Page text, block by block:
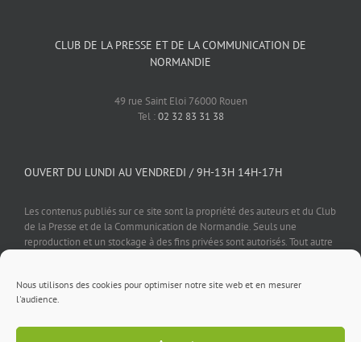
Nous utilisons des cookies pour optimiser notre site web et en mesurer
l'audience.
CLUB DE LA PRESSE ET DE LA COMMUNICATION DE
NORMANDIE
49 rue Saint Eloi 76000 Rouen
Tel :02 32 83 31 38
OUVERT DU LUNDI AU VENDREDI / 9H-13H 14H-17H
Les contenus publiés sur ce site sont la propriété des auteurs et du Club
de la Presse et de la Communication de Normandie. Seuls une
reproduction et un stockage à des fins privées sont autorisés. Tout autre